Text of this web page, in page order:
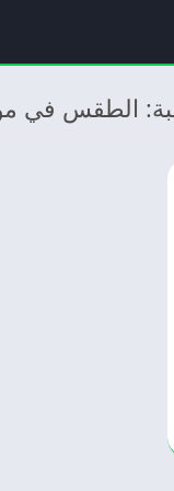
الطقس في